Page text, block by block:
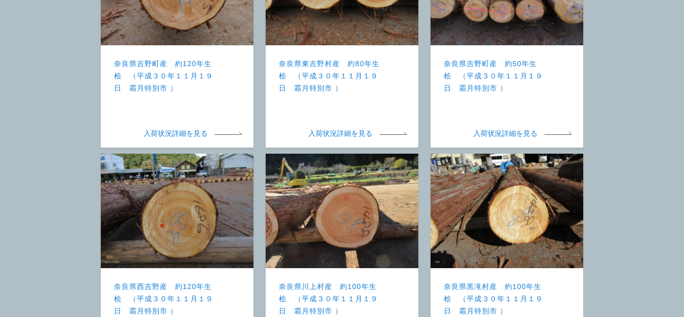
奈良県吉野町産 約120年生
桧 （平成３０年１１月１９
日 霜月特別市 ）
入荷状況詳細を見る
奈良県東吉野村産 約80年生
桧 （平成３０年１１月１９
日 霜月特別市 ）
入荷状況詳細を見る
奈良県吉野町産 約50年生
桧 （平成３０年１１月１９
日 霜月特別市 ）
入荷状況詳細を見る
奈良県西吉野産 約120年生
桧 （平成３０年１１月１９
日 霜月特別市 ）
奈良県川上村産 約100年生
桧 （平成３０年１１月１９
日 霜月特別市 ）
奈良県黒滝村産 約100年生
桧 （平成３０年１１月１９
日 霜月特別市 ）